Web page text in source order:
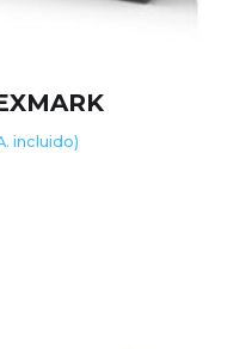
incluido)